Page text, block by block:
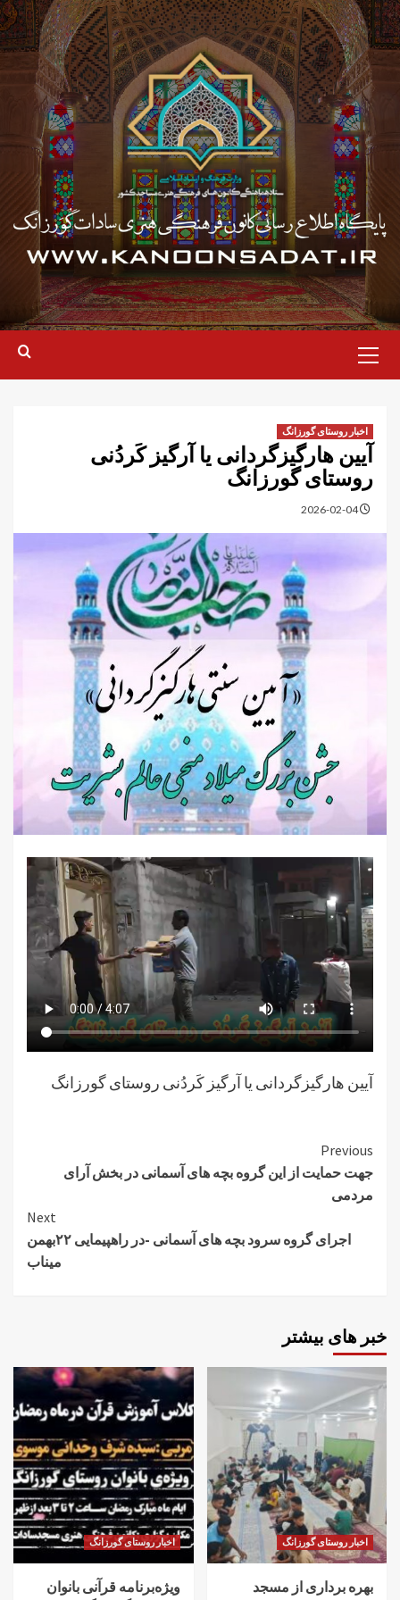
اخبار روستای گورزانگ
آیین هارگیزگردانی یا آرگیز کَردُنی
روستای گورزانگ
2026-02-04
آیین هارگیزگردانی یا آرگیز کَردُنی روستای گورزانگ
Previous
جهت حمایت از این گروه بچه های آسمانی در بخش آرای
مردمی
Next
اجرای گروه سرود بچه های آسمانی -در راهپیمایی ۲۲بهمن
میناب
خبر های بیشتر
اخبار روستای گورزانگ
بهره برداری از مسجد
اخبار روستای گورزانگ
ویژه‌برنامه قرآنی بانوان